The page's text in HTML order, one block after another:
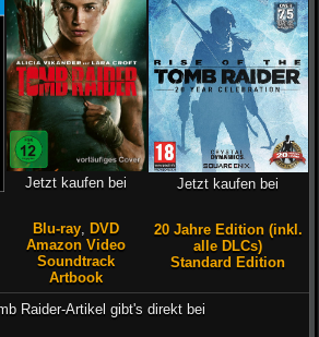
Jetzt kaufen bei
Blu-ray
DVD
Amazon Video
Soundtrack
Artbook
Jetzt kaufen bei
20 Jahre Edition (inkl.
alle DLCs)
Standard Edition
Raider-Artikel gibt's direkt bei